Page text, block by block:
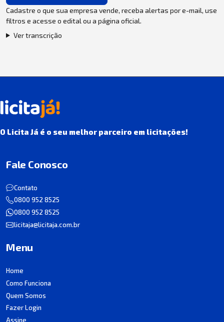
Cadastre o que sua empresa vende, receba alertas por e-mail, use
filtros e acesse o edital ou a página oficial.
Ver transcrição
O Licita Já é o seu melhor parceiro em licitações!
Fale Conosco
Contato
0800 952 8525
0800 952 8525
licitaja@licitaja.com.br
Menu
Home
Como Funciona
Quem Somos
Fazer Login
Assine